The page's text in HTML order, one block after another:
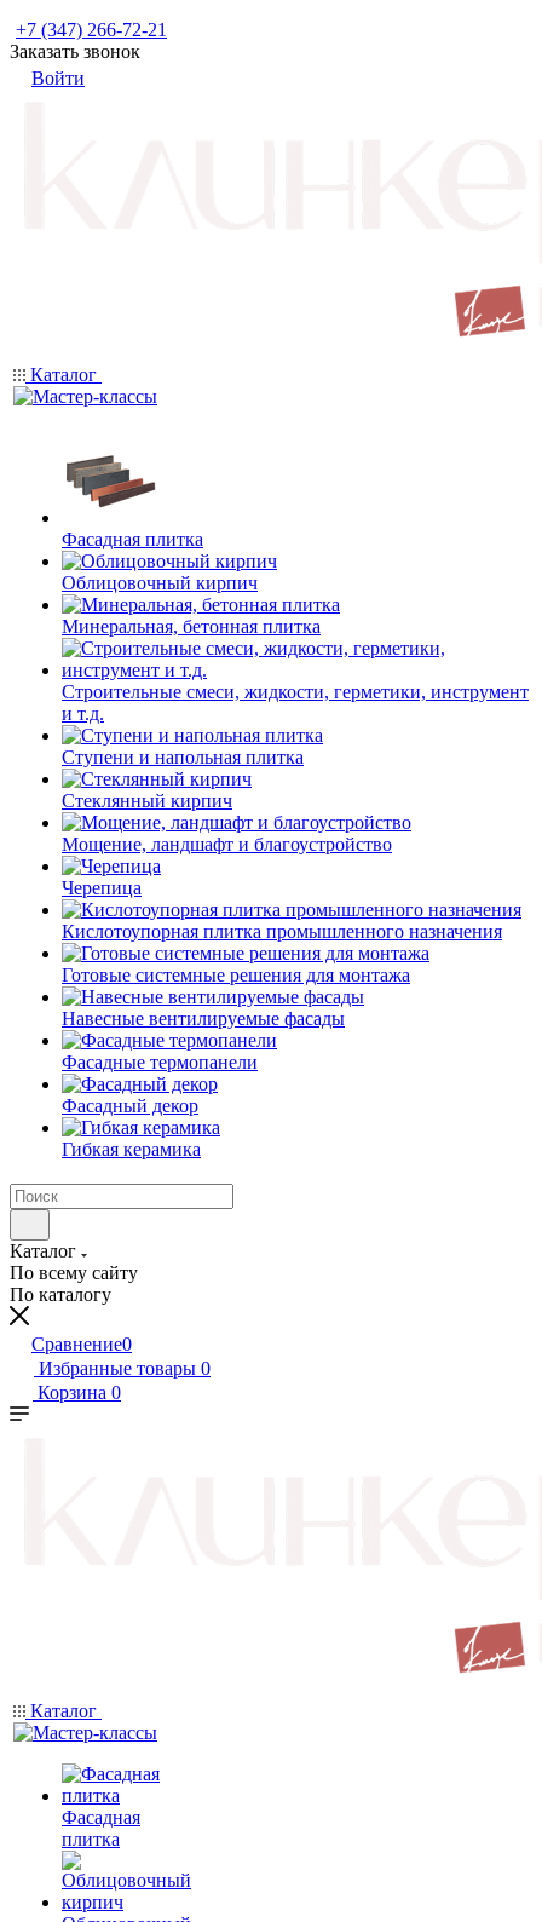
+7 (347) 266-72-21
Заказать звонок
Войти
Каталог
Фасадная плитка
Облицовочный кирпич
Минеральная, бетонная плитка
Строительные смеси, жидкости, герметики, инструмент
и т.д.
Ступени и напольная плитка
Cтеклянный кирпич
Мощение, ландшафт и благоустройство
Черепица
Кислотоупорная плитка промышленного назначения
Готовые системные решения для монтажа
Навесные вентилируемые фасады
Фасадные термопанели
Фасадный декор
Гибкая керамика
Каталог
По всему сайту
По каталогу
Сравнение0
Избранные товары 0
Корзина 0
Каталог
Фасадная
плитка